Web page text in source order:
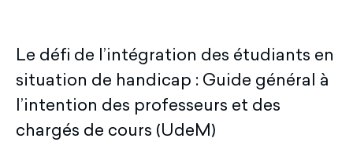
Le défi de l’intégration des étudiants en
situation de handicap : Guide général à
l’intention des professeurs et des
chargés de cours (UdeM)